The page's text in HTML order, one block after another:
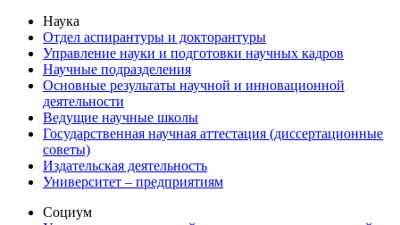
Наука
Отдел аспирантуры и докторантуры
Управление науки и подготовки научных кадров
Научные подразделения
Основные результаты научной и инновационной
деятельности
Ведущие научные школы
Государственная научная аттестация (диссертационные
советы)
Издательская деятельность
Университет – предприятиям
Социум